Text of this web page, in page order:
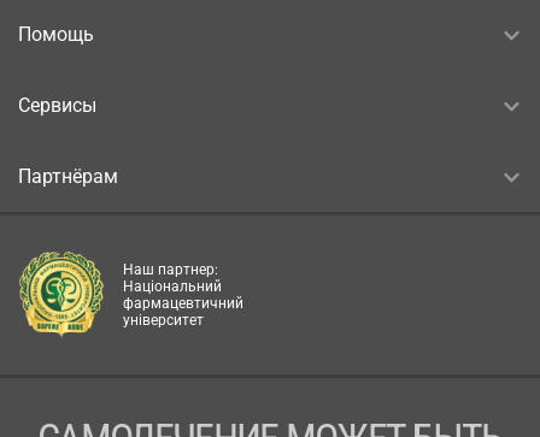
Помощь
Сервисы
Партнёрам
Наш партнер:
Національний
фармацевтичний
університет